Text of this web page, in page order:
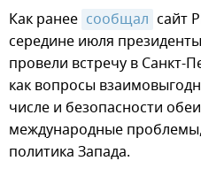
Как ранее сообщал сайт
середине июля
провели встречу в Санкт-
как вопросы
числе и безопасности
международные
политика Запада.